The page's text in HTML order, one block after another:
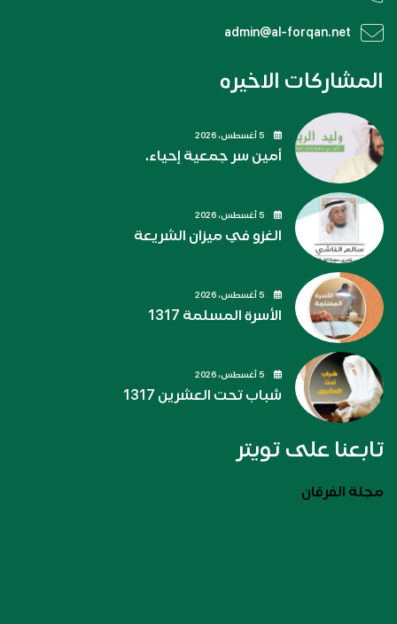
admin@al-forqan.net
المشاركات الاخيره
أمين سر جمعية إحياء.
الغزو في ميزان الشريعة
الأسرة المسلمة 1317
شباب تحت العشرين 1317
تابعنا على تويتر
مجلة الفرقان